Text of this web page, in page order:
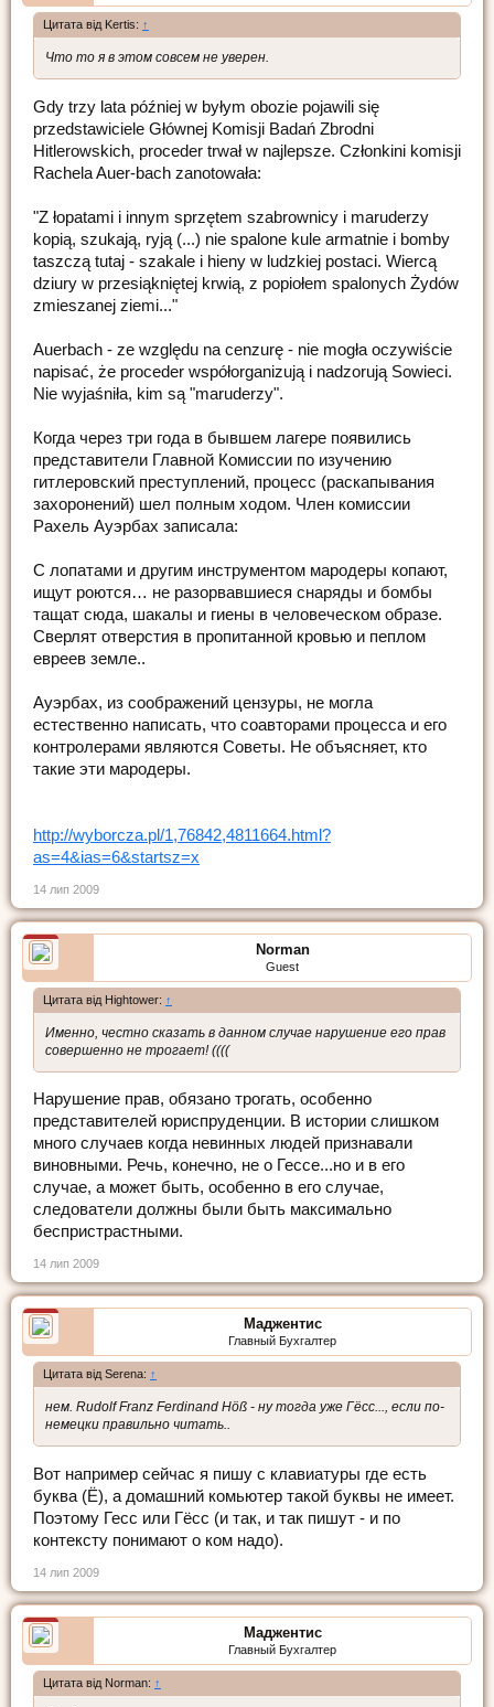
Цитата від Kertis: ↑
Что то я в этом совсем не уверен.
Gdy trzy lata później w byłym obozie pojawili się
przedstawiciele Głównej Komisji Badań Zbrodni
Hitlerowskich, proceder trwał w najlepsze. Członkini komisji
Rachela Auer-bach zanotowała:
"Z łopatami i innym sprzętem szabrownicy i maruderzy
kopią, szukają, ryją (...) nie spalone kule armatnie i bomby
taszczą tutaj - szakale i hieny w ludzkiej postaci. Wiercą
dziury w przesiąkniętej krwią, z popiołem spalonych Żydów
zmieszanej ziemi..."
Auerbach - ze względu na cenzurę - nie mogła oczywiście
napisać, że proceder współorganizują i nadzorują Sowieci.
Nie wyjaśniła, kim są "maruderzy".
Когда через три года в бывшем лагере появились
представители Главной Комиссии по изучению
гитлеровский преступлений, процесс (раскапывания
захоронений) шел полным ходом. Член комиссии
Рахель Ауэрбах записала:
С лопатами и другим инструментом мародеры копают,
ищут роются… не разорвавшиеся снаряды и бомбы
тащат сюда, шакалы и гиены в человеческом образе.
Сверлят отверстия в пропитанной кровью и пеплом
евреев земле..
Ауэрбах, из соображений цензуры, не могла
естественно написать, что соавторами процесса и его
контролерами являются Советы. Не объясняет, кто
такие эти мародеры.
http://wyborcza.pl/1,76842,4811664.html?
as=4&ias=6&startsz=x
14 лип 2009
Norman
Guest
Цитата від Hightower: ↑
Именно, честно сказать в данном случае нарушение его прав
совершенно не трогает! ((((
Нарушение прав, обязано трогать, особенно
представителей юриспруденции. В истории слишком
много случаев когда невинных людей признавали
виновными. Речь, конечно, не о Гессе...но и в его
случае, а может быть, особенно в его случае,
следователи должны были быть максимально
беспристрастными.
14 лип 2009
Маджентис
Главный Бухгалтер
Цитата від Serena: ↑
нем. Rudolf Franz Ferdinand Höß - ну тогда уже Гёсс..., если по-
немецки правильно читать..
Вот например сейчас я пишу с клавиатуры где есть
буква (Ё), а домашний комьютер такой буквы не имеет.
Поэтому Гесс или Гёсс (и так, и так пишут - и по
контексту понимают о ком надо).
14 лип 2009
Маджентис
Главный Бухгалтер
Цитата від Norman: ↑